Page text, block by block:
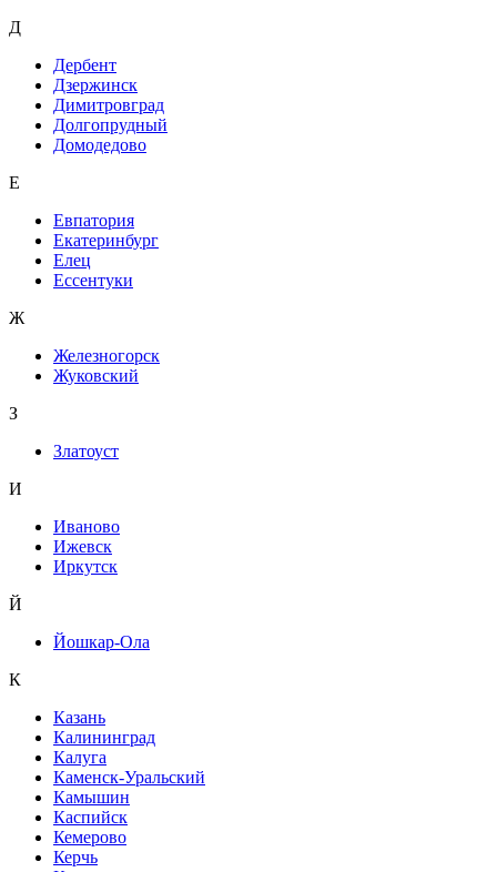
Д
Дербент
Дзержинск
Димитровград
Долгопрудный
Домодедово
Е
Евпатория
Екатеринбург
Елец
Ессентуки
Ж
Железногорск
Жуковский
З
Златоуст
И
Иваново
Ижевск
Иркутск
Й
Йошкар-Ола
К
Казань
Калининград
Калуга
Каменск-Уральский
Камышин
Каспийск
Кемерово
Керчь